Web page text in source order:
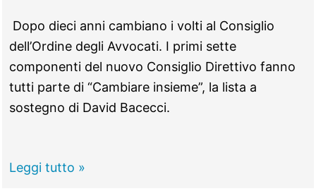
Dopo dieci anni cambiano i volti al Consiglio
dell’Ordine degli Avvocati. I primi sette
componenti del nuovo Consiglio Direttivo fanno
tutti parte di “Cambiare insieme”, la lista a
sostegno di David Bacecci.
Tivoli
Leggi tutto »